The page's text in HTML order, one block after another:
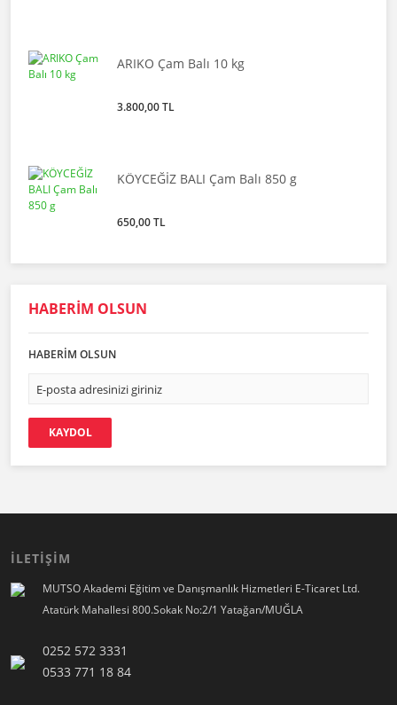
ARIKO Çam Balı 10 kg
3.800,00 TL
KÖYCEĞİZ BALI Çam Balı 850 g
650,00 TL
HABERİM OLSUN
HABERİM OLSUN
KAYDOL
İLETİŞİM
MUTSO Akademi Eğitim ve Danışmanlık Hizmetleri E-Ticaret Ltd.
Atatürk Mahallesi 800.Sokak No:2/1 Yatağan/MUĞLA
0252 572 3331
0533 771 18 84